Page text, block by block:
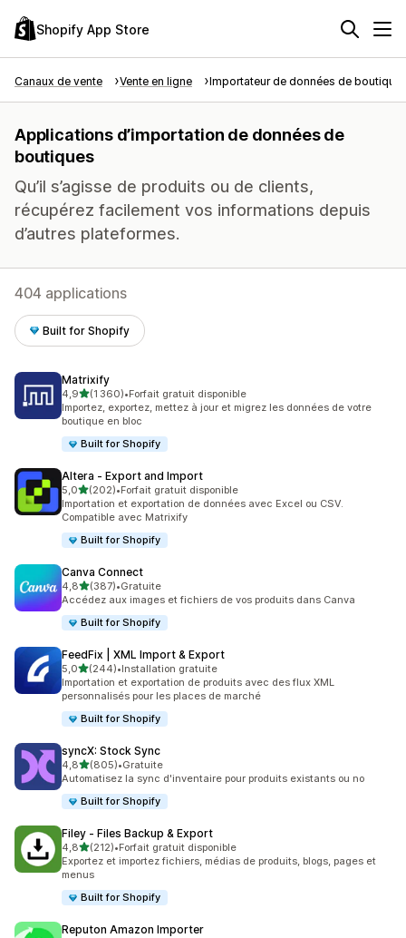
Shopify App Store
Canaux de vente Vente en ligne Importateur de données de boutique
Applications d’importation de données de
boutiques
Qu’il s’agisse de produits ou de clients,
récupérez facilement vos informations depuis
d’autres plateformes.
404 applications
Built for Shopify
Matrixify
4,9étoile(s) sur 5
(1 360)
1360 avis au total
•Forfait gratuit disponible
Importez, exportez, mettez à jour et migrez les données de votre
boutique en bloc
Built for Shopify
Altera ‑ Export and Import
5,0étoile(s) sur 5
(202)
202 avis au total
•Forfait gratuit disponible
Importation et exportation de données avec Excel ou CSV.
Compatible avec Matrixify
Built for Shopify
Canva Connect
4,8étoile(s) sur 5
(387)
387 avis au total
•Gratuite
Accédez aux images et fichiers de vos produits dans Canva
Built for Shopify
FeedFix | XML Import & Export
5,0étoile(s) sur 5
(244)
244 avis au total
•Installation gratuite
Importation et exportation de produits avec des flux XML
personnalisés pour les places de marché
Built for Shopify
syncX: Stock Sync
4,8étoile(s) sur 5
(805)
805 avis au total
•Gratuite
Automatisez la sync d'inventaire pour produits existants ou no
Built for Shopify
Filey ‑ Files Backup & Export
4,8étoile(s) sur 5
(212)
212 avis au total
•Forfait gratuit disponible
Exportez et importez fichiers, médias de produits, blogs, pages et
menus
Built for Shopify
Reputon Amazon Importer